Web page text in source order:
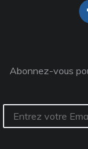
Abonnez-vous